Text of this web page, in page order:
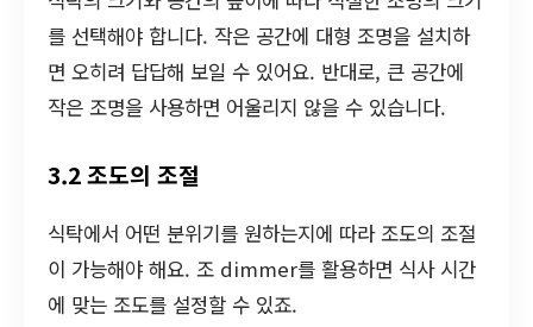
를 선택해야 합니다. 작은 공간에 대형 조명을 설치하
면 오히려 답답해 보일 수 있어요. 반대로, 큰 공간에
작은 조명을 사용하면 어울리지 않을 수 있습니다.
3.2 조도의 조절
식탁에서 어떤 분위기를 원하는지에 따라 조도의 조절
이 가능해야 해요. 조 dimmer를 활용하면 식사 시간
에 맞는 조도를 설정할 수 있죠.